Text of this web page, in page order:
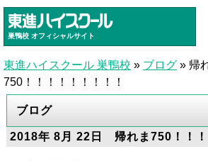
巣鴨校 オフィシャルサイト
東進ハイスクール 巣鴨校 » ブログ » 帰
750！！！！！！！！！
ブログ
2018年 8月 22日 帰れま750！！！